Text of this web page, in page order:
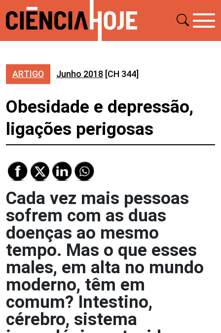
ARTIGO Junho 2018 [CH 344]
Obesidade e depressão,
ligações perigosas
Cada vez mais pessoas
sofrem com as duas
doenças ao mesmo
tempo. Mas o que esses
males, em alta no mundo
moderno, têm em
comum? Intestino,
cérebro, sistema